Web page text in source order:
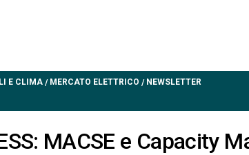
E CLIMA / MERCATO ELETTRICO / NEWSLETTER
MACSE e Capacity